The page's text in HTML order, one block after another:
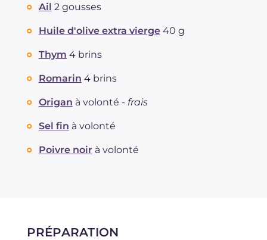
Ail 2 gousses
Huile d'olive extra vierge 40 g
Thym 4 brins
Romarin 4 brins
Origan à volonté - frais
Sel fin à volonté
Poivre noir à volonté
PRÉPARATION